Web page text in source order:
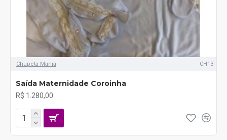
Chupeta Mania CH13
Saída Maternidade Coroinha
R$ 1.280,00